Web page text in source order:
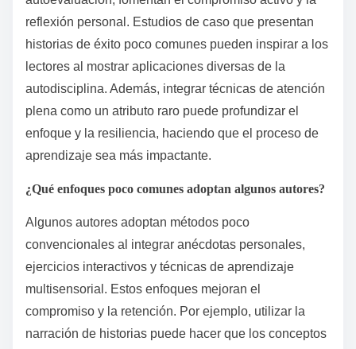
¿Qué atributos raros pueden
mejorar la efectividad de los
libros de autodisciplina?
Incorporar atributos raros puede mejorar
neuroplasticidad, pueden proporcionar a los lectores
conocimientos sobre cómo remodelar sus hábitos.
Elementos interactivos, como cuestionarios de
autoevaluación, fomentan el compromiso activo y la
reflexión personal. Estudios de caso que presentan
historias de éxito poco comunes pueden inspirar a los